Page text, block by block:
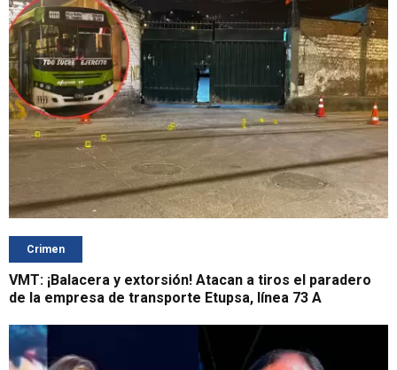
Crimen
VMT: ¡Balacera y extorsión! Atacan a tiros el paradero
de la empresa de transporte Etupsa, línea 73 A